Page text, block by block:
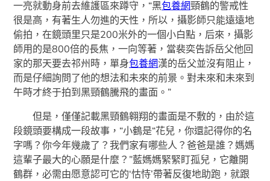
一亮就動身前去維護區來蹲守，“黑包養網頸鶴的警戒性
很是高，有著生人勿進的天性，所以，攝影師只能遠遠地
偷拍，在鏡頭里只是200米外的一個小白點，后來，攝影
師用的是800倍的長焦，一向等著，當裴奕告訴岳父他回
家的那天要去祁州時，單身包養網漢的岳父並沒有阻止，
而是仔細詢問了他的想法和未來的前景。對未來和未來到
午時才終于拍到黑頸鶴騰飛的畫面。”
但是，僅僅記載黑頸鶴翱翔的畫面是不敷的，由於這
段鏡頭要構成一段故事，“小鶴是“花兒，你還記得你的名
字嗎？你今年幾歲了？我們家有哪些人？爸爸是誰？媽媽
這輩子最大的心願是什麼？”藍媽媽緊緊盯孤兒，它離開
鶴群，必需由愿意認可它的‘怙恃’帶著反復地助跑，就跟